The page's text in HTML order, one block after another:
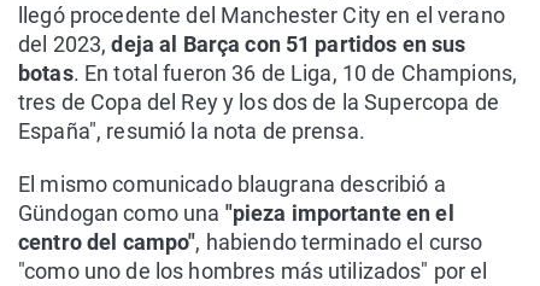
llegó procedente del Manchester City en el verano
del 2023,deja al Barça con 51 partidos en sus
botas. En total fueron 36 de Liga, 10 de Champions,
tres de Copa del Rey y los dos de la Supercopa de
España", resumió la nota de prensa.
El mismo comunicado blaugrana describió a
Gündogan como una "pieza importante en el
centro del campo", habiendo terminado el curso
"como uno de los hombres más utilizados" por el